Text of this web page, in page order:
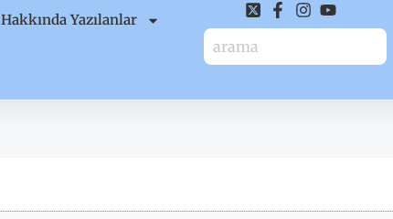
Hakkında Yazılanlar